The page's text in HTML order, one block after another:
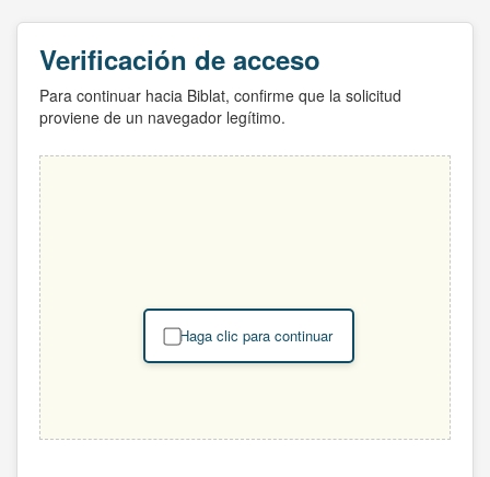
Verificación de acceso
Para continuar hacia Biblat, confirme que la solicitud
proviene de un navegador legítimo.
Haga clic para continuar